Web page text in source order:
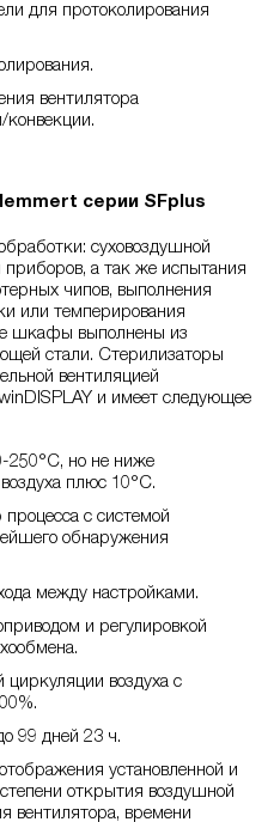
для протоколирования
вентилятора
конвекции.
серии SFplus
суховоздушной
а так же испытания
чипов, выполнения
или темперирования
шкафы выполнены из
стали. Стерилизаторы
вентиляцией
и имеет следующее
250°С, но не ниже
плюс 10°С.
с системой
обнаружения
между настройками.
и регулировкой
циркуляции воздуха с
99 дней 23 ч.
установленной и
открытия воздушной
вентилятора, времени